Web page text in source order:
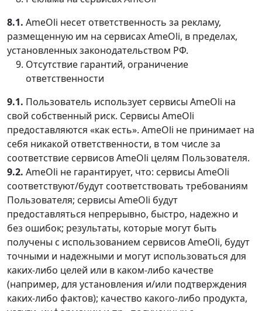
8.1. AmeOli несет ответственность за рекламу,
размещенную им на сервисах AmeOli, в пределах,
установленных законодательством РФ.
Отсутствие гарантий, ограничение
ответственности
9.1. Пользователь использует сервисы AmeOli на
свой собственный риск. Сервисы AmeOli
предоставляются «как есть». AmeOli не принимает на
себя никакой ответственности, в том числе за
соответствие сервисов AmeOli целям Пользователя.
9.2. AmeOli не гарантирует, что: сервисы AmeOli
соответствуют/будут соответствовать требованиям
Пользователя; сервисы AmeOli будут
предоставляться непрерывно, быстро, надежно и
без ошибок; результаты, которые могут быть
получены с использованием сервисов AmeOli, будут
точными и надежными и могут использоваться для
каких-либо целей или в каком-либо качестве
(например, для установления и/или подтверждения
каких-либо фактов); качество какого-либо продукта,